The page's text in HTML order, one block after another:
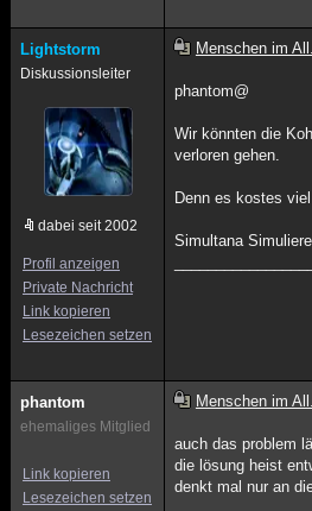
Lightstorm
Diskussionsleiter
dabei seit 2002
Profil anzeigen
Private Nachricht
Link kopieren
Lesezeichen setzen
Menschen im
phantom@
Wir könnten die
verloren gehen.
Denn es kostes
Simultana
phantom
ehemaliges Mitglied
Link kopieren
Lesezeichen setzen
Menschen im
auch das problem
die lösung heist
denkt mal nur an